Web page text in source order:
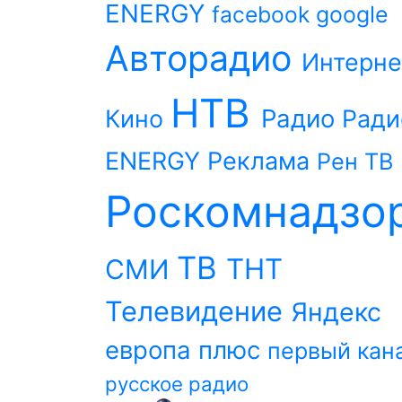
ENERGY facebook google
Авторадио
Кино НТВ Радио
ENERGY Реклама Рен ТВ
СМИ ТВ ТНТ
Телевидение Яндекс
европа плюс первый
русское радио